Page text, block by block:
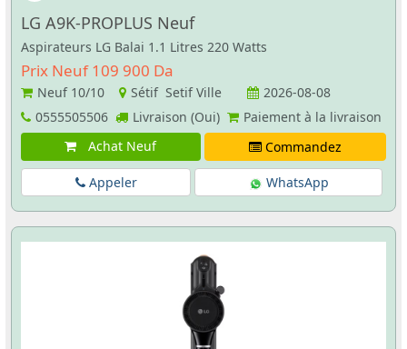
LG A9K-PROPLUS Neuf
Aspirateurs LG Balai 1.1 Litres 220 Watts
Prix Neuf 109 900 Da
Neuf 10/10 Sétif Setif Ville
2026-08-08
0555505506
Livraison (Oui)
Paiement à la livraison
Achat Neuf
Commandez
Appeler WhatsApp